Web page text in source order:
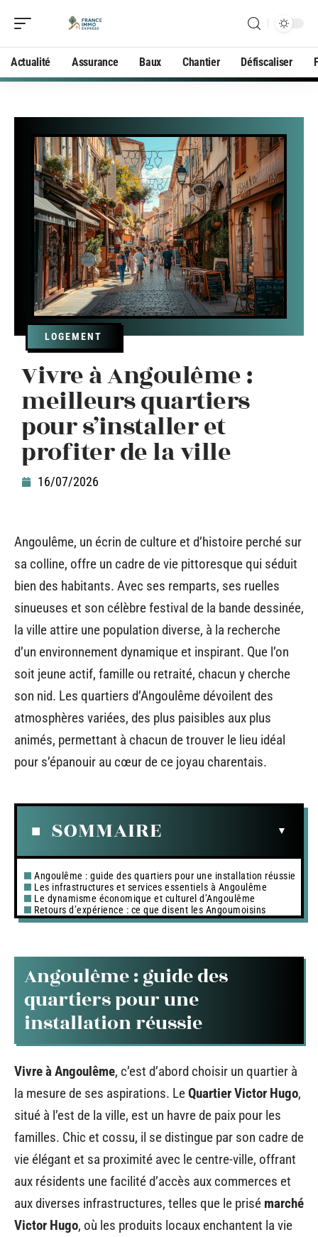
Actualité Assurance Baux Chantier Défiscaliser
LOGEMENT
Vivre à Angoulême :
meilleurs quartiers
pour s’installer et
profiter de la ville
16/07/2026
Angoulême, un écrin de culture et d’histoire perché sur
sa colline, offre un cadre de vie pittoresque qui séduit
bien des habitants. Avec ses remparts, ses ruelles
sinueuses et son célèbre festival de la bande dessinée,
la ville attire une population diverse, à la recherche
d’un environnement dynamique et inspirant. Que l’on
soit jeune actif, famille ou retraité, chacun y cherche
son nid. Les quartiers d’Angoulême dévoilent des
atmosphères variées, des plus paisibles aux plus
animés, permettant à chacun de trouver le lieu idéal
pour s’épanouir au cœur de ce joyau charentais.
SOMMAIRE
Angoulême : guide des quartiers pour une installation réussie
Les infrastructures et services essentiels à Angoulême
Le dynamisme économique et culturel d’Angoulême
Retours d’expérience : ce que disent les Angoumoisins
Angoulême : guide des
quartiers pour une
installation réussie
Vivre à Angoulême, c’est d’abord choisir un quartier à
la mesure de ses aspirations. LeQuartier Victor Hugo,
situé à l’est de la ville, est un havre de paix pour les
familles. Chic et cossu, il se distingue par son cadre de
vie élégant et sa proximité avec le centre-ville, offrant
aux résidents une facilité d’accès aux commerces et
aux diverses infrastructures, telles que le prisé marché
Victor Hugo, où les produits locaux enchantent la vie